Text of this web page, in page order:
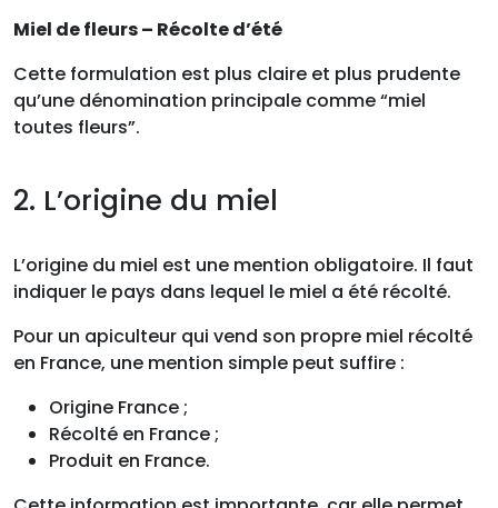
Miel de fleurs – Récolte d’été
Cette formulation est plus claire et plus prudente
qu’une dénomination principale comme “miel
toutes fleurs”.
2. L’origine du miel
L’origine du miel est une mention obligatoire. Il faut
indiquer le pays dans lequel le miel a été récolté.
Pour un apiculteur qui vend son propre miel récolté
en France, une mention simple peut suffire :
Origine France ;
Récolté en France ;
Produit en France.